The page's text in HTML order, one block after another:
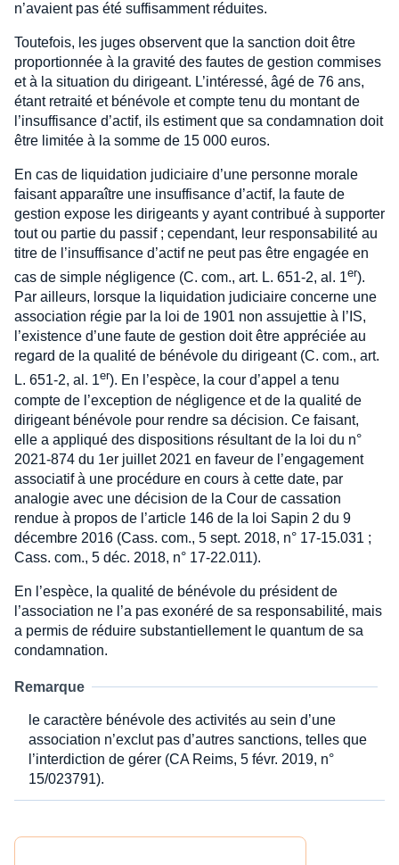
n’avaient pas été suffisamment réduites.
Toutefois, les juges observent que la sanction doit être
proportionnée à la gravité des fautes de gestion commises
et à la situation du dirigeant. L’intéressé, âgé de 76 ans,
étant retraité et bénévole et compte tenu du montant de
l’insuffisance d’actif, ils estiment que sa condamnation doit
être limitée à la somme de 15 000 euros.
En cas de liquidation judiciaire d’une personne morale
faisant apparaître une insuffisance d’actif, la faute de
gestion expose les dirigeants y ayant contribué à supporter
tout ou partie du passif ; cependant, leur responsabilité au
titre de l’insuffisance d’actif ne peut pas être engagée en
cas de simple négligence (C. com., art. L. 651-2, al. 1er).
Par ailleurs, lorsque la liquidation judiciaire concerne une
association régie par la loi de 1901 non assujettie à l’IS,
l’existence d’une faute de gestion doit être appréciée au
regard de la qualité de bénévole du dirigeant (C. com., art.
L. 651-2, al. 1er). En l’espèce, la cour d’appel a tenu
compte de l’exception de négligence et de la qualité de
dirigeant bénévole pour rendre sa décision. Ce faisant,
elle a appliqué des dispositions résultant de la loi du n°
2021-874 du 1er juillet 2021 en faveur de l’engagement
associatif à une procédure en cours à cette date, par
analogie avec une décision de la Cour de cassation
rendue à propos de l’article 146 de la loi Sapin 2 du 9
décembre 2016 (Cass. com., 5 sept. 2018, n° 17-15.031 ;
Cass. com., 5 déc. 2018, n° 17-22.011).
En l’espèce, la qualité de bénévole du président de
l’association ne l’a pas exonéré de sa responsabilité, mais
a permis de réduire substantiellement le quantum de sa
condamnation.
Remarque
le caractère bénévole des activités au sein d’une
association n’exclut pas d’autres sanctions, telles que
l’interdiction de gérer (CA Reims, 5 févr. 2019, n°
15/023791).